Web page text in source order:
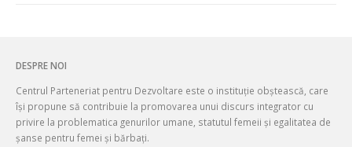
DESPRE NOI
Centrul Parteneriat pentru Dezvoltare este o instituție obștească, care
își propune să contribuie la promovarea unui discurs integrator cu
privire la problematica genurilor umane, statutul femeii și egalitatea de
șanse pentru femei și bărbați.